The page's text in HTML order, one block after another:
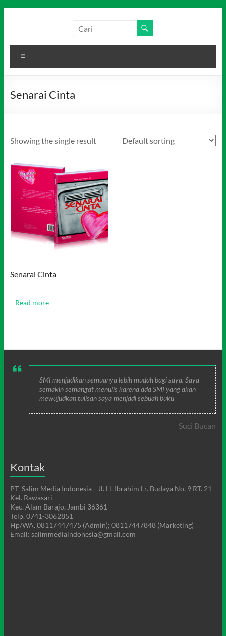
Media
Indonesia
Senarai Cinta
Showing the single result
Senarai Cinta
Read more
SMI menjadikan semuanya lebih mudah bagi saya. Saya
semakin semangat menulis karena ada SMI yang akan
mewujudkan tulisan saya menjadi sebuah buku
Suci Bucan
Kontak
PT Salim Media Indonesia Jl. H. Ibrahim Lr. Budaya No. 9 RT. 21
Kel. Rawasari
Kec. Alam Barajo, Jambi 36361
Telp. 0741-3062851
Hp/WA. 08117447475 (Admin); 08117447848 (Marketing)
Email: salimmediaindonesia@gmail.com